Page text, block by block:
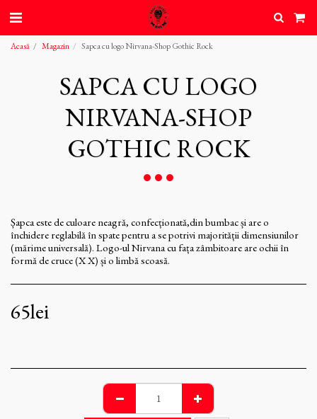
Acasă Magazin Sapca cu logo Nirvana-Shop Gothic Rock
SAPCA CU LOGO
NIRVANA-SHOP
GOTHIC ROCK
Șapca este de culoare neagră, confecționată,din bumbac și are o
închidere reglabilă în spate pentru a se potrivi majorității dimensiunilor
(mărime universală). Logo-ul Nirvana cu fața zâmbitoare are ochii în
formă de cruce (X X) și o limbă scoasă.
65lei